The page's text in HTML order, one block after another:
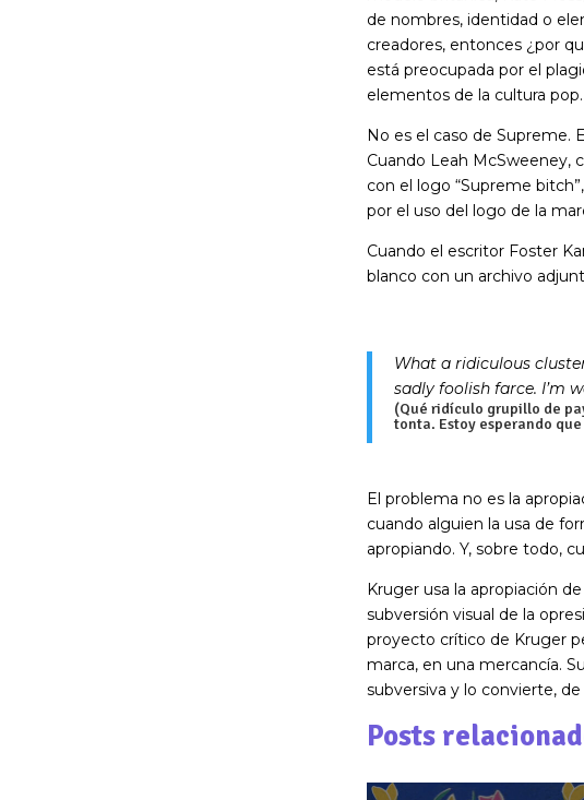
de nombres, identidad o
creadores, entonces ¿por
está preocupada por el
elementos de la cultura
No es el caso de Supreme.
Cuando Leah McSweeney,
con el logo “Supreme
por el uso del logo de la
Cuando el escritor Foster
blanco con un archivo
What a ridiculous
sadly foolish farce. I’m
(Qué ridículo grupillo de
tonta. Estoy esperando
El problema no es la
cuando alguien la usa de
apropiando. Y, sobre todo,
Kruger usa la apropiación
subversión visual de la
proyecto crítico de Kruger
marca, en una mercancía.
subversiva y lo convierte,
Posts